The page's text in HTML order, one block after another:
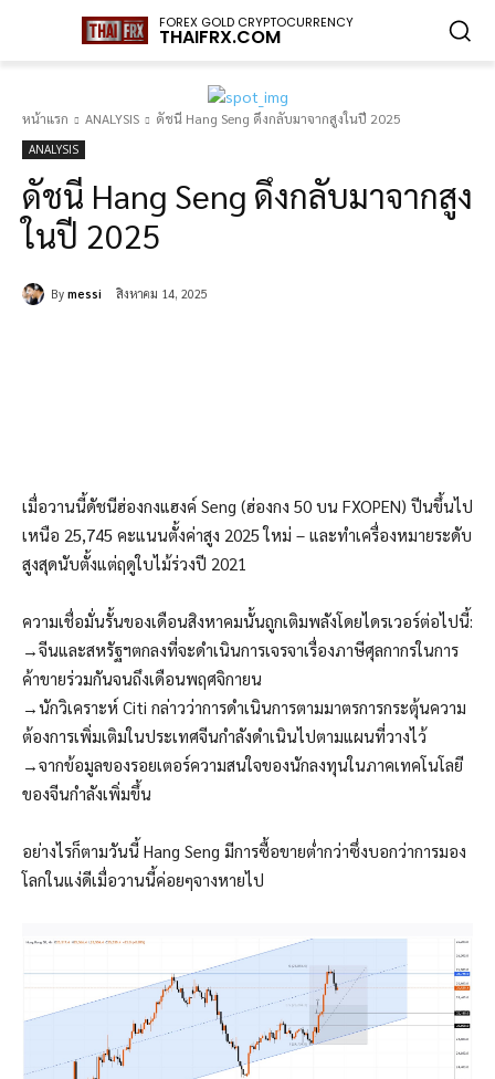
FOREX GOLD CRYPTOCURRENCY
THAIFRX.COM
หน้าแรก ANALYSIS ดัชนี Hang Seng ดึงกลับมาจากสูงในปี 2025
ANALYSIS
ดัชนี Hang Seng ดึงกลับมาจากสูง
ในปี 2025
By messi สิงหาคม 14, 2025
เมื่อวานนี้ดัชนีฮ่องกงแฮงค์ Seng (ฮ่องกง 50 บน FXOPEN) ปีนขึ้นไป
เหนือ 25,745 คะแนนตั้งค่าสูง 2025 ใหม่ – และทำเครื่องหมายระดับ
สูงสุดนับตั้งแต่ฤดูใบไม้ร่วงปี 2021
ความเชื่อมั่นรั้นของเดือนสิงหาคมนั้นถูกเติมพลังโดยไดรเวอร์ต่อไปนี้:
→จีนและสหรัฐฯตกลงที่จะดำเนินการเจรจาเรื่องภาษีศุลกากรในการ
ค้าขายร่วมกันจนถึงเดือนพฤศจิกายน
→นักวิเคราะห์ Citi กล่าวว่าการดำเนินการตามมาตรการกระตุ้นความ
ต้องการเพิ่มเติมในประเทศจีนกำลังดำเนินไปตามแผนที่วางไว้
→จากข้อมูลของรอยเตอร์ความสนใจของนักลงทุนในภาคเทคโนโลยี
ของจีนกำลังเพิ่มขึ้น
อย่างไรก็ตามวันนี้ Hang Seng มีการซื้อขายต่ำกว่าซึ่งบอกว่าการมอง
โลกในแง่ดีเมื่อวานนี้ค่อยๆจางหายไป